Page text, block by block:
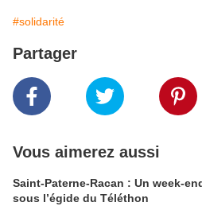
#solidarité
Partager
Vous aimerez aussi
Saint-Paterne-Racan : Un week-
sous l’égide du Téléthon